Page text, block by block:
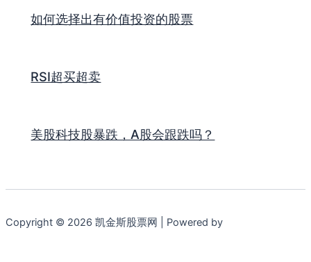
如何选择出有价值投资的股票
RSI超买超卖
美股科技股暴跌，A股会跟跌吗？
Copyright © 2026 凯金斯股票网 | Powered by